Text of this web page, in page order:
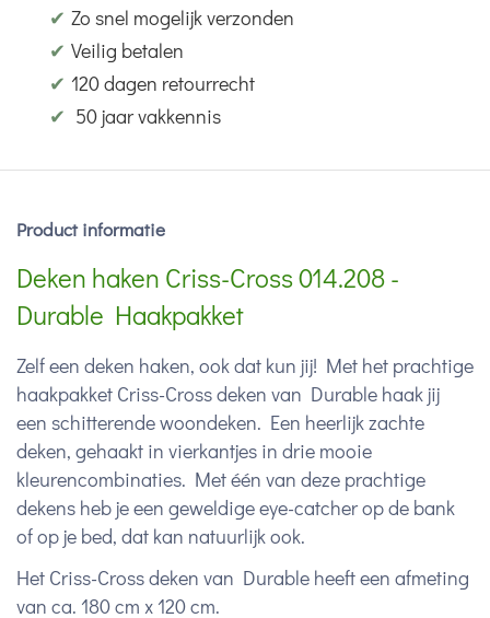
✔ Zo snel mogelijk verzonden
✔ Veilig betalen
✔ 120 dagen retourrecht
✔ 50 jaar vakkennis
Product informatie
Deken haken Criss-Cross 014.208 -
Durable Haakpakket
Zelf een deken haken, ook dat kun jij! Met het prachtige
haakpakket Criss-Cross deken van Durable haak jij
een schitterende woondeken. Een heerlijk zachte
deken, gehaakt in vierkantjes in drie mooie
kleurencombinaties. Met één van deze prachtige
dekens heb je een geweldige eye-catcher op de bank
of op je bed, dat kan natuurlijk ook.
Het Criss-Cross deken van Durable heeft een afmeting
van ca. 180 cm x 120 cm.